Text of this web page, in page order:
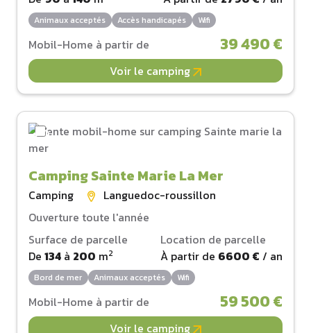
Animaux acceptés Accès handicapés Wifi
Mobil-Home à partir de 39 490 €
Voir le camping
Camping Sainte Marie La Mer
Camping
Languedoc-roussillon
Ouverture toute l'année
Surface de parcelle
De 134 à 200 m2
Location de parcelle
À partir de 6600 € / an
Bord de mer Animaux acceptés Wifi
Mobil-Home à partir de 59 500 €
Voir le camping